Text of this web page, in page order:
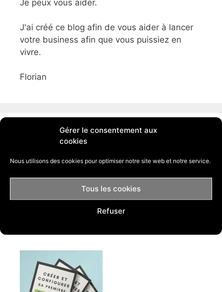
Gérer le consentement aux
cookies
Nous utilisons des cookies pour optimiser notre site web et notre service.
Tous les cookies
Refuser
Je peux vous aider.
J'ai créé ce blog afin de vous aider à lancer
votre business afin que vous puissiez en
vivre.
Florian
Rechercher :
Comment créer une boutique Shopify